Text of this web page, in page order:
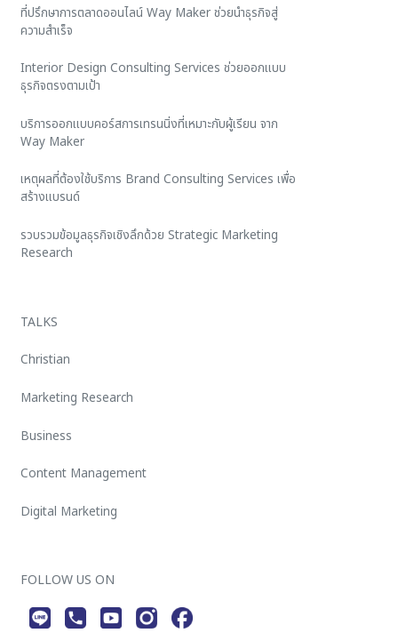
ที่ปรึกษาการตลาดออนไลน์ Way Maker ช่วยนำธุรกิจสู่
ความสำเร็จ
Interior Design Consulting Services ช่วยออกแบบ
ธุรกิจตรงตามเป้า
บริการออกแบบคอร์สการเทรนนิ่งที่เหมาะกับผู้เรียน จาก
Way Maker
เหตุผลที่ต้องใช้บริการ Brand Consulting Services เพื่อ
สร้างแบรนด์
รวบรวมข้อมูลธุรกิจเชิงลึกด้วย Strategic Marketing
Research
TALKS
Christian
Marketing Research
Business
Content Management
Digital Marketing
FOLLOW US ON